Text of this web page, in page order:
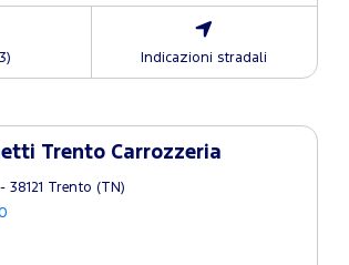
Indicazioni stradali
Trento Carrozzeria
38121 Trento (TN)